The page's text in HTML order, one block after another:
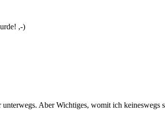
,-)
Aber Wichtiges, womit ich